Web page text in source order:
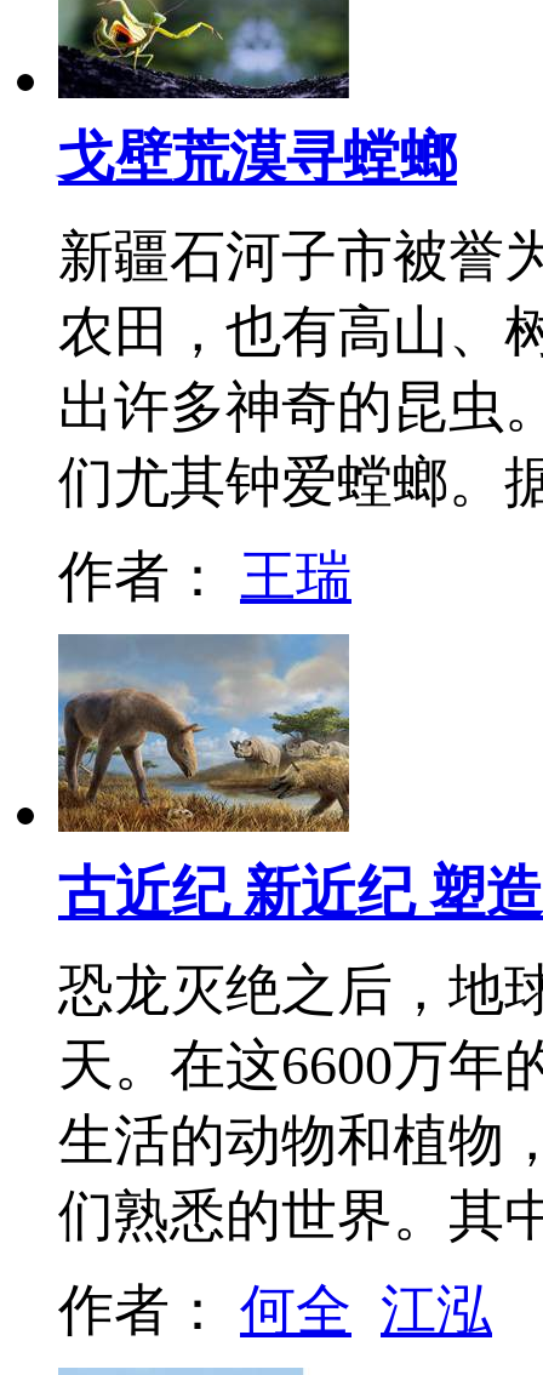
戈壁荒漠寻螳螂
新疆石河子市被誉
农田，也有高山、
出许多神奇的昆虫
们尤其钟爱螳螂
作者： 王瑞
古近纪 新近纪 塑
恐龙灭绝之后，地
天。在这6600万年
生活的动物和植物
们熟悉的世界。
作者： 何全 江泓